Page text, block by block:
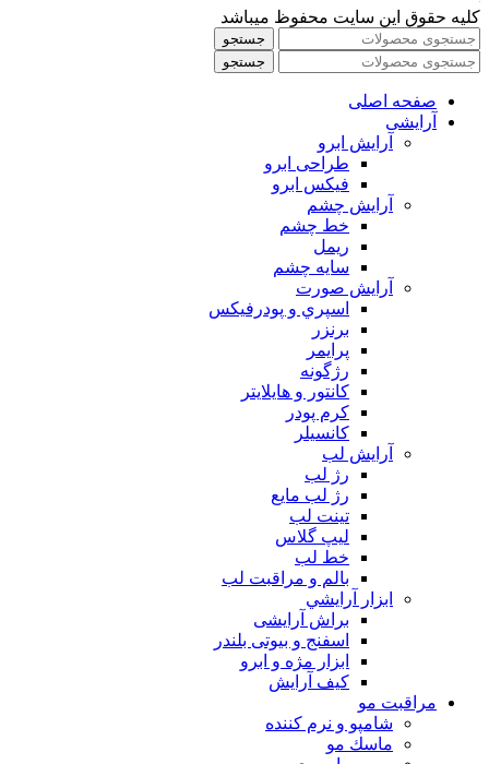
کلیه حقوق این سایت محفوظ میباشد
جستجو
جستجو
صفحه اصلی
آرایشی
آرايش ابرو
طراحی ابرو
فیکس ابرو
آرايش چشم
خط چشم
ريمل
سايه چشم
آرايش صورت
اسپري و پودرفيكس
برنزر
پرايمر
رژگونه
كانتور و هايلايتر
كرم پودر
كانسيلر
آرايش لب
رژ لب
رژ لب مایع
تینت لب
لیپ گلاس
خط لب
بالم و مراقبت لب
ابزار آرايشي
براش آرایشی
اسفنج و بیوتی بلندر
ابزار مژه و ابرو
کیف آرایش
مراقبت مو
شامپو و نرم كننده
ماسك مو